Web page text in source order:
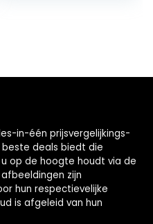
in-één prijsvergelijkings-
deals biedt die
op de hoogte houdt via de
zijn
hun respectievelijke
is afgeleid van hun